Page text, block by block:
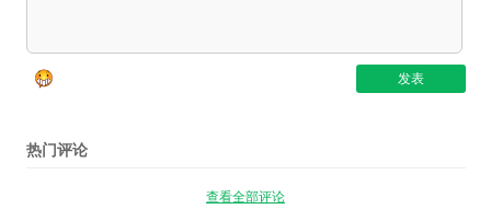
热门评论
查看全部评论